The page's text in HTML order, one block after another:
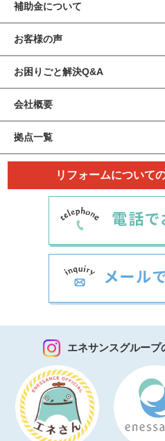
補助金について
お客様の声
お困りごと解決Q&A
会社概要
拠点一覧
リフォームについて
エネサンスグルー